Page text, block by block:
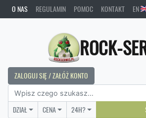
O NAS REGULAMIN POMOC KONTAKT EN
ROCK-
ZALOGUJ SIĘ / ZAŁÓŻ KONTO
DZIAŁ CENA 24H?